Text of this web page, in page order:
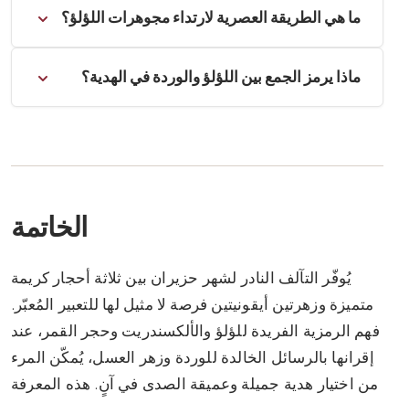
معالجة دقيقة لتجنب التلف أو البهتان.
خياراً أكثر سهولة، مُكرّراً تغيير لون الحجر الطبيعي
بجزء من التكلفة. الأحجار الكريمة الأخرى المُغيّرة
للون، مثل بعض العقيق أو الياقوت، يُمكن أن تُعتبر
أيضاً.
ما هي الطريقة العصرية لارتداء مجوهرات اللؤلؤ؟
متماثلة، أو قلائد مُتعددة الطبقات، أو إطارات بسيطة
مثل الأقراط بالخيط. الجمع بين اللؤلؤ ومعادن جريئة أو
ماذا يرمز الجمع بين اللؤلؤ والوردة في الهدية؟
يُمثّل تعبيراً أنيقاً ومُعبّراً حقاً عن المودّة.
الخاتمة
يُوفّر التآلف النادر لشهر حزيران بين ثلاثة أحجار كريمة
متميزة وزهرتين أيقونيتين فرصة لا مثيل لها للتعبير المُعبّر.
فهم الرمزية الفريدة للؤلؤ والألكسندريت وحجر القمر، عند
إقرانها بالرسائل الخالدة للوردة وزهر العسل، يُمكّن المرء
من اختيار هدية جميلة وعميقة الصدى في آنٍ. هذه المعرفة